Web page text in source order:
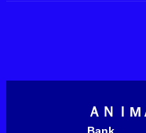
ＡＮＩМ
Bank